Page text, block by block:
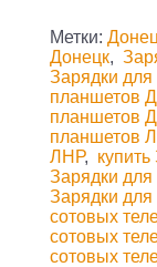
Метки:
Донецк,
Зарядки
планшетов
планшетов
планшетов
ЛНР,
Зарядки для
Зарядки
сотовых
сотовых
сотовых